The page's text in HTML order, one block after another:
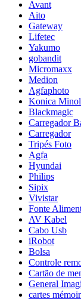
Avant
Aito
Gateway
Lifetec
Yakumo
gobandit
Micromaxx
Medion
Agfaphoto
Konica
Blackmagic
Carregador
Carregador
Tripés Foto
Agfa
Hyundai
Philips
Sipix
Vivistar
Fonte
AV Kabel
Cabo Usb
iRobot
Bolsa
Controle
Cartão de
General
cartes